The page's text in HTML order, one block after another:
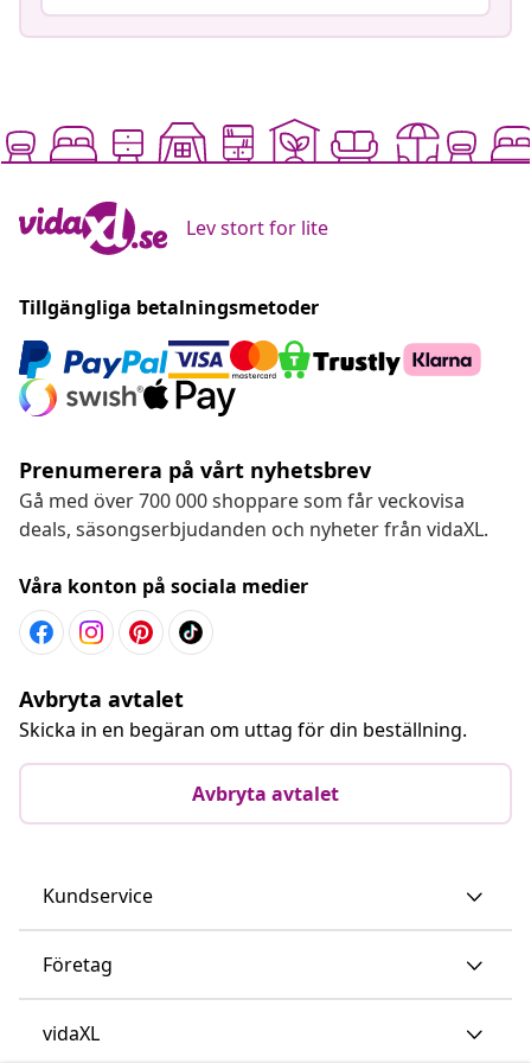
Lev stort for lite
Tillgängliga betalningsmetoder
Prenumerera på vårt nyhetsbrev
Gå med över 700 000 shoppare som får veckovisa
deals, säsongserbjudanden och nyheter från vidaXL.
Våra konton på sociala medier
Avbryta avtalet
Skicka in en begäran om uttag för din beställning.
Avbryta avtalet
Kundservice
Företag
vidaXL